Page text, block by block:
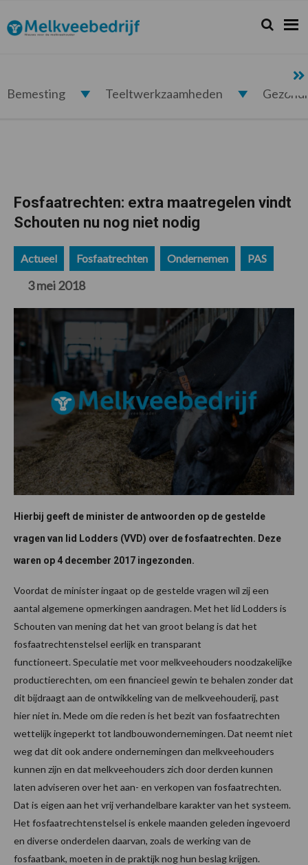
de
hoofdnavigatie
de
hoofd
de
eerste
de
voettekst
Melkveebedrijf.nl Zoeken...
Zoek
Bemesting Teeltwerkzaamheden
Fosfaatrechten: extra maatregelen vindt
Schouten nu nog niet nodig
Actueel Fosfaatrechten Ondernemen PAS
3 mei 2018
Hierbij geeft de minister de antwoorden op de gestelde
vragen van lid Lodders (VVD) over de fosfaatrechten. Deze
waren op 4 december 2017 ingezonden.
Voordat de minister ingaat op de gestelde vragen wil zij een
aantal algemene opmerkingen aandragen. Met het lid Lodders is
Schouten van mening dat het van groot belang is dat het
fosfaatrechtenstelsel eerlijk en transparant
functioneert. Speculatie met voor melkveehouders noodzakelijke
productierechten, om een financieel gewin te behalen zonder dat
dit bijdraagt aan de ontwikkeling van de melkveehouderij, past
hier niet in. Mede om die reden is het bezit van fosfaatrechten
wettelijk ingeperkt tot landbouwondernemingen. Dat neemt niet
weg dat dit ook andere ondernemingen dan melkveehouders
kunnen zijn en dat melkveehouders zich door derden kunnen
laten adviseren over het aan- en verkopen van fosfaatrechten.
Dat is eigen aan het vrij verhandelbare karakter van het systeem.
Het fosfaatrechtenstelsel is enkele maanden geleden ingevoerd
en diverse onderdelen daarvan, zoals de werking van de
fosfaatbank, moeten in de praktijk nog hun beslag krijgen.